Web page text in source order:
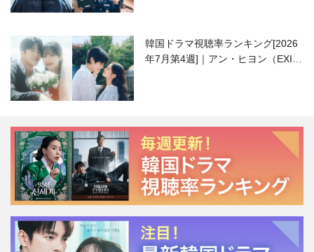
韓国ドラマ視聴率ランキング[2026
年7月第4週]｜アン・ヒヨン（EXID